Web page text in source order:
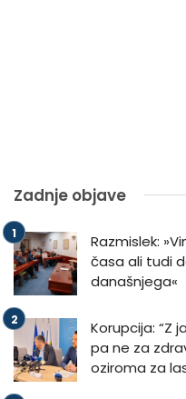
Zadnje objave
Razmislek:
časa ali tudi
današnjega«
Korupcija: “Z
pa ne za
oziroma za